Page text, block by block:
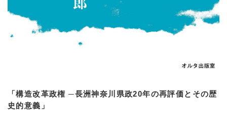
「構造改革政権 ─長洲神奈川県政20年の再評価とその歴
史的意義」